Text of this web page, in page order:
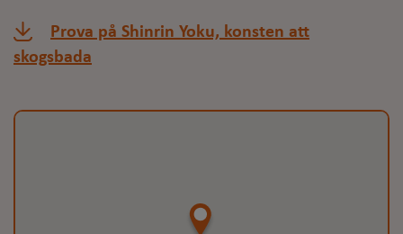
Prova på Shinrin Yoku, konsten att
skogsbada